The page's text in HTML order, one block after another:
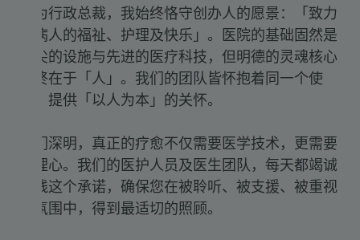
作为行政总裁，我始终恪守创办人的愿景：「致力
于病人的福祉、护理及快乐」。医院的基础固然是
顶尖的设施与先进的医疗科技，但明德的灵魂核心
始终在于「人」。我们的团队皆怀抱着同一个使
命：提供「以人为本」的关怀。
我们深明，真正的疗愈不仅需要医学技术，更需要
同理心。我们的医护人员及医生团队，每天都竭诚
实践这个承诺，确保您在被聆听、被支援、被重视
的氛围中，得到最适切的照顾。